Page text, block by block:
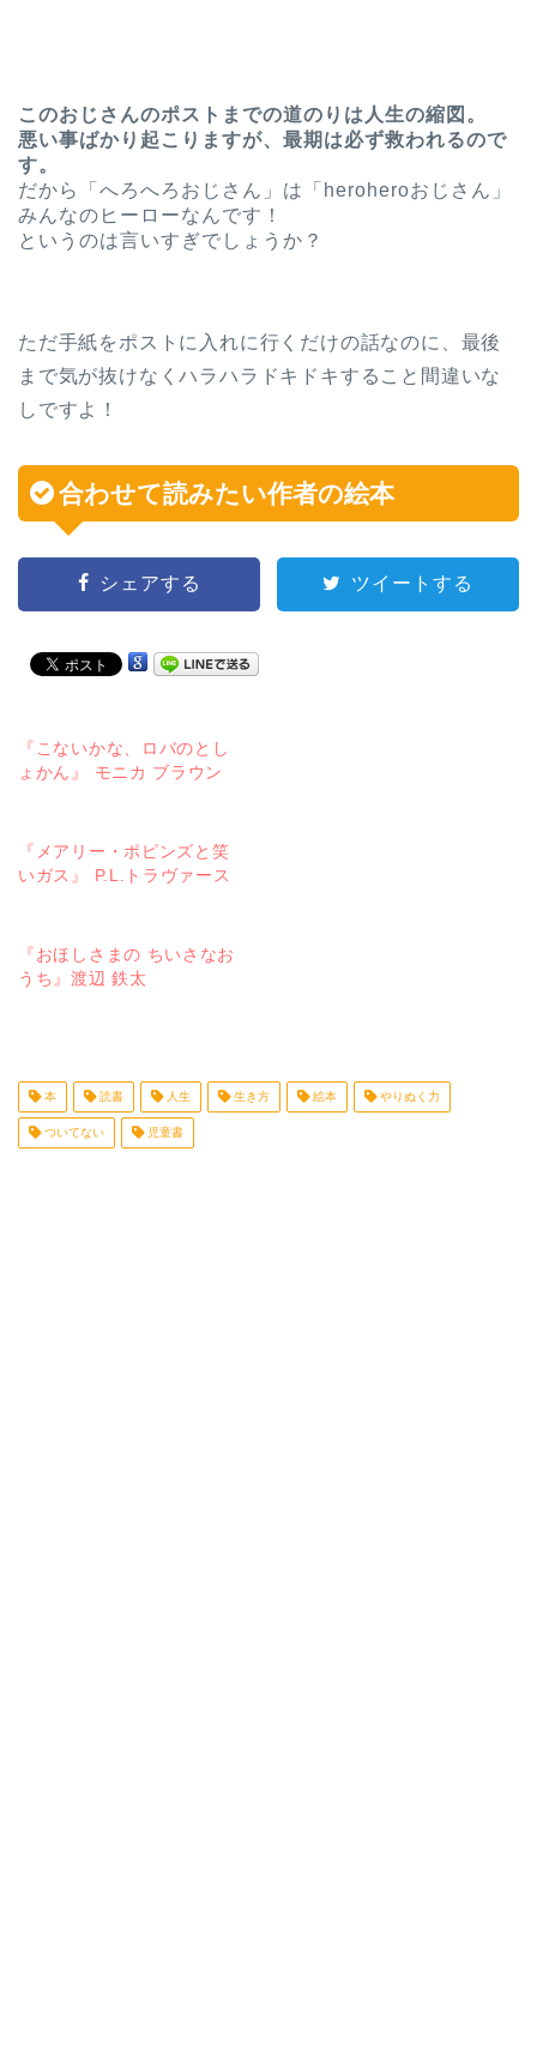
このおじさんのポストまでの道のりは人生の縮図。
悪い事ばかり起こりますが、最期は必ず救われるので
す。
だから「へろへろおじさん」は「heroheroおじさん」
みんなのヒーローなんです！
というのは言いすぎでしょうか？
ただ手紙をポストに入れに行くだけの話なのに、最後
まで気が抜けなくハラハラドキドキすること間違いな
しですよ！
合わせて読みたい作者の絵本
シェアする ツイートする
『こないかな、ロバのとし
ょかん』 モニカ ブラウン
『メアリー・ポピンズと笑
いガス』 P.L.トラヴァース
『おほしさまの ちいさなお
うち』渡辺 鉄太
本 読書 人生 生き方 絵本 やりぬく力
ついてない 児童書